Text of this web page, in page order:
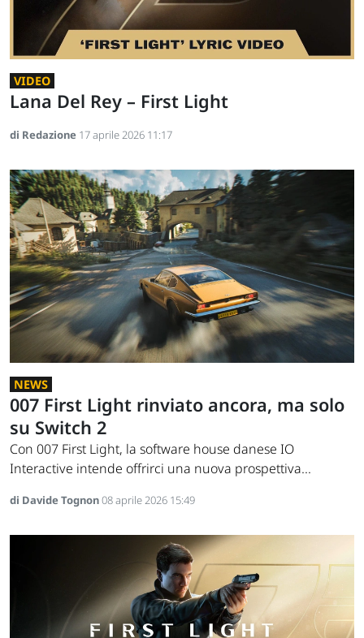
VIDEO
Lana Del Rey – First Light
di Redazione 17 aprile 2026 11:17
NEWS
007 First Light rinviato ancora, ma solo
su Switch 2
Con 007 First Light, la software house danese IO
Interactive intende offrirci una nuova prospettiva...
di Davide Tognon08 aprile 2026 15:49